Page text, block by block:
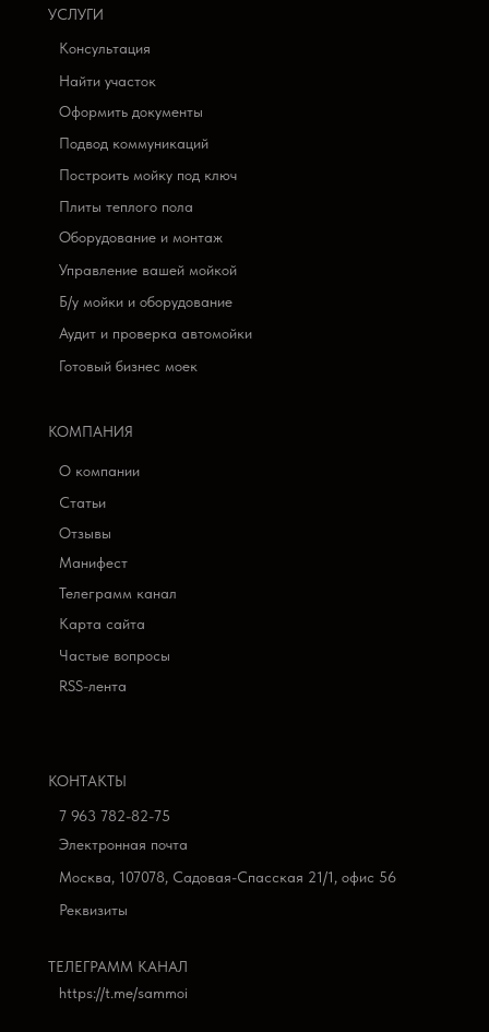
ТЕЛЕГРАММ КАНАЛ
https://t.me/sammoi
Москва, 107078, Садовая-Спасская 21/1, офис 56
Реквизиты
Электронная почта
7 963 782-82-75
КОНТАКТЫ
КОМПАНИЯ
RSS-лента
Карта сайта
Частые вопросы
Телеграмм канал
Манифест
Отзывы
Статьи
О компании
Готовый бизнес моек
Аудит и проверка автомойки
Б/у мойки и оборудование
Управление вашей мойкой
Оборудование и монтаж
Плиты теплого пола
Построить мойку под ключ
Подвод коммуникаций
Оформить документы
Найти участок
Консультация
УСЛУГИ